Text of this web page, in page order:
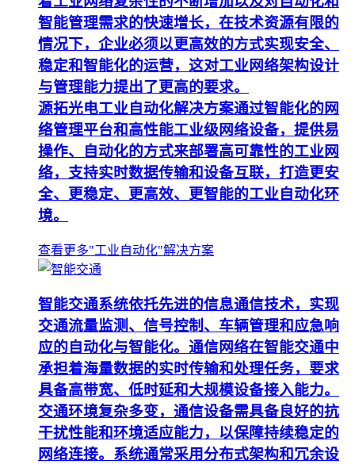
智能管理需求的快速增长，在技术资源有限的
情况下，企业必须以更高效的方式实现安全、
稳定和智能化的运营，这对工业网络架构设计
与管理能力提出了更高的要求。
源拓光电工业自动化解决方案通过智能化的网
络管理平台和高性能工业级网络设备，提供易
操作、自动化的方式来部署高可靠性的工业网
络，支持实时数据传输和设备互联，打造更安
全、更稳定、更高效、更智能的工业自动化环
境。
查看更多"工业自动化"解决方案
智能交通系统依托先进的信息通信技术，实现
交通流量监测、信号控制、车辆管理和应急响
应的自动化与智能化。通信网络在智能交通中
承担着海量数据的实时传输和处理任务，要求
具备高带宽、低时延和大规模设备接入能力。
交通环境复杂多变，通信设备需具备良好的抗
干扰性能和环境适应能力，以保障持续稳定的
网络连接。系统通常采用分布式架构和冗余设